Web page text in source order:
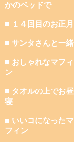
かのベッドで
■ １４回目のお正月
■ サンタさんと一緒
■ おしゃれなマフィ
ン
■ タオルの上でお昼
寝
■ いいコになったマ
フィン